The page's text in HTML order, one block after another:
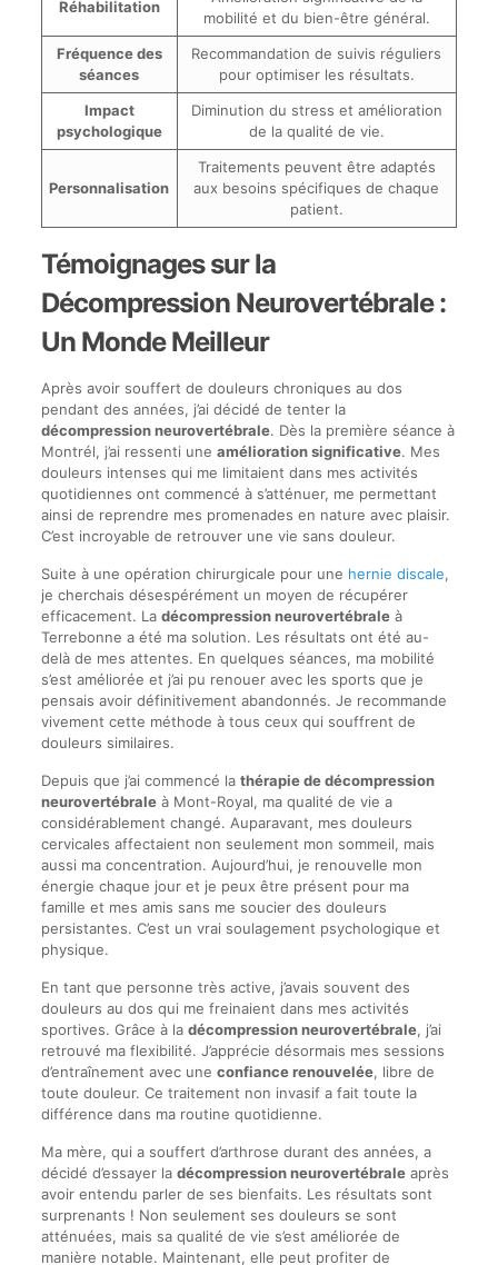
Réhabilitation
mobilité et du bien-être général.
Fréquence des
séances
Recommandation de suivis réguliers
pour optimiser les résultats.
Impact
psychologique
Diminution du stress et amélioration
de la qualité de vie.
Personnalisation
Traitements peuvent être adaptés
aux besoins spécifiques de chaque
patient.
Témoignages sur la
Décompression Neurovertébrale :
Un Monde Meilleur
Après avoir souffert de douleurs chroniques au dos
pendant des années, j’ai décidé de tenter la
décompression neurovertébrale. Dès la première séance à
Montrél, j’ai ressenti une amélioration significative. Mes
douleurs intenses qui me limitaient dans mes activités
quotidiennes ont commencé à s’atténuer, me permettant
ainsi de reprendre mes promenades en nature avec plaisir.
C’est incroyable de retrouver une vie sans douleur.
Suite à une opération chirurgicale pour une hernie discale,
je cherchais désespérément un moyen de récupérer
efficacement. La décompression neurovertébraleà
Terrebonne a été ma solution. Les résultats ont été au-
delà de mes attentes. En quelques séances, ma mobilité
s’est améliorée et j’ai pu renouer avec les sports que je
pensais avoir définitivement abandonnés. Je recommande
vivement cette méthode à tous ceux qui souffrent de
douleurs similaires.
Depuis que j’ai commencé la thérapie de décompression
neurovertébraleà Mont-Royal, ma qualité de vie a
considérablement changé. Auparavant, mes douleurs
cervicales affectaient non seulement mon sommeil, mais
aussi ma concentration. Aujourd’hui, je renouvelle mon
énergie chaque jour et je peux être présent pour ma
famille et mes amis sans me soucier des douleurs
persistantes. C’est un vrai soulagement psychologique et
physique.
En tant que personne très active, j’avais souvent des
douleurs au dos qui me freinaient dans mes activités
sportives. Grâce à la décompression neurovertébrale, j’ai
retrouvé ma flexibilité. J’apprécie désormais mes sessions
d’entraînement avec une confiance renouvelée, libre de
toute douleur. Ce traitement non invasif a fait toute la
différence dans ma routine quotidienne.
Ma mère, qui a souffert d’arthrose durant des années, a
décidé d’essayer la décompression neurovertébraleaprès
avoir entendu parler de ses bienfaits. Les résultats sont
surprenants ! Non seulement ses douleurs se sont
atténuées, mais sa qualité de vie s’est améliorée de
manière notable. Maintenant, elle peut profiter de